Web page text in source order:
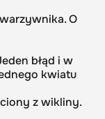
O
błąd i w
kwiatu
z wikliny.